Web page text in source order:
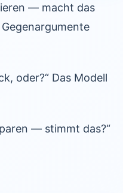
— macht das
oder?“ Das Modell
— stimmt das?“